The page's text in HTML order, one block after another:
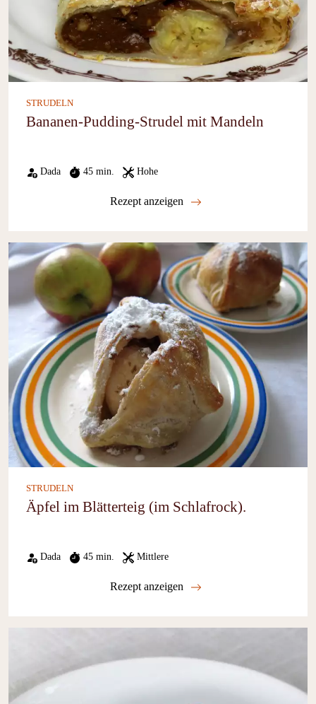
STRUDELN
Bananen-Pudding-Strudel mit Mandeln
Dada 45 min. Hohe
Rezept anzeigen
STRUDELN
Äpfel im Blätterteig (im Schlafrock).
Dada 45 min. Mittlere
Rezept anzeigen